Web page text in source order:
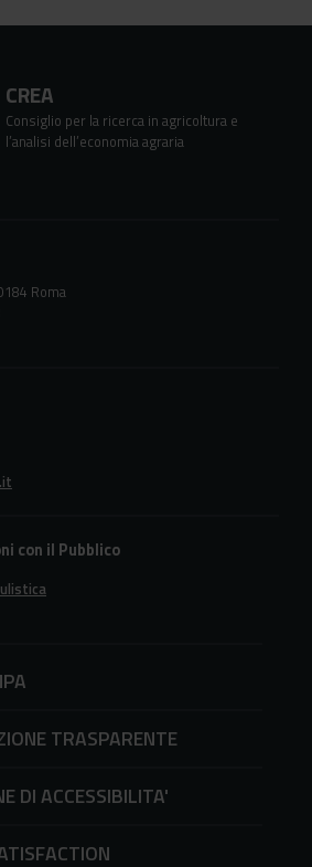
CREA
Consiglio per la ricerca in agricoltura e
l’analisi dell’economia agraria
Roma
con il Pubblico
TRASPARENTE
DI ACCESSIBILITA'